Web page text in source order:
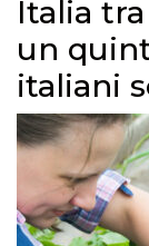
Italia
un
italiani